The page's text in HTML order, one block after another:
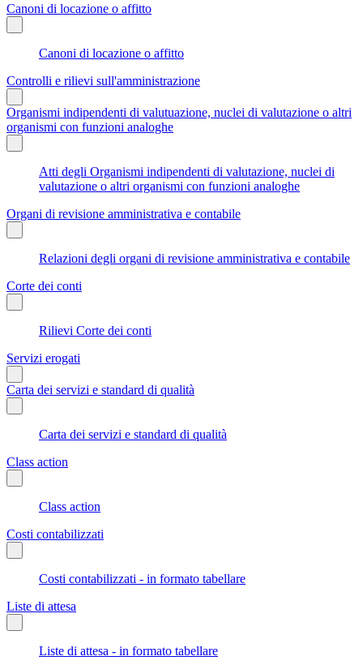
Canoni di locazione o affitto
Canoni di locazione o affitto
Controlli e rilievi sull'amministrazione
Organismi indipendenti di valutuazione, nuclei di valutazione o altri
organismi con funzioni analoghe
Atti degli Organismi indipendenti di valutazione, nuclei di
valutazione o altri organismi con funzioni analoghe
Organi di revisione amministrativa e contabile
Relazioni degli organi di revisione amministrativa e contabile
Corte dei conti
Rilievi Corte dei conti
Servizi erogati
Carta dei servizi e standard di qualità
Carta dei servizi e standard di qualità
Class action
Class action
Costi contabilizzati
Costi contabilizzati - in formato tabellare
Liste di attesa
Liste di attesa - in formato tabellare